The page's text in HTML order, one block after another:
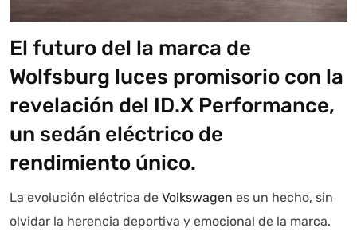
El futuro del la marca de
Wolfsburg luces promisorio con la
revelación del ID.X Performance,
un sedán eléctrico de
rendimiento único.
La evolución eléctrica de Volkswagen es un hecho, sin
olvidar la herencia deportiva y emocional de la marca.
Autoanalítica IA Agente Inteligente
Estoy aquí para encontrar lo que necesitas. ¿Qué estás
buscando? "Este asistente con IA (OpenAI) ofrece
información referencial que puede contener errores.
Asistente con IA en desarrollo. Autoanalítica optimiza
diariamente su exactitud."